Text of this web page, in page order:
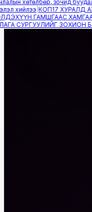
хөтөлбөр, зочид
хийлээ|КОП17 ХУРАЛД
ГАМШГААС
СУРГУУЛИЙГ ЗОХИОН